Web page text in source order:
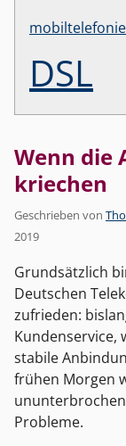
mobiltelefonie
DSL
Wenn die
kriechen
Geschrieben von
2019
Grundsätzlich
Deutschen
zufrieden:
Kundenservice,
stabile
frühen Morgen
Probleme.